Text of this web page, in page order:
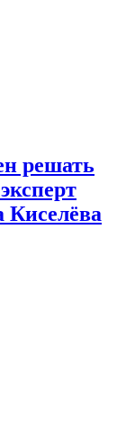
решать
Киселёва